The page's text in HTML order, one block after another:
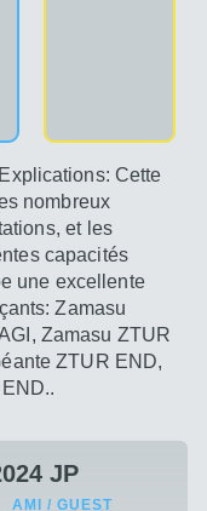
Cette
nombreux
et les
capacités
une excellente
Zamasu
Zamasu ZTUR
ZTUR END,
JP